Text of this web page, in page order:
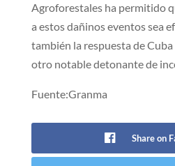
Agroforestales ha permitido
a estos dañinos eventos sea
también la respuesta de
otro notable detonante de
Fuente:Granma
Share on